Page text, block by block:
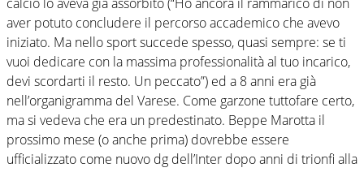
aver potuto concludere il percorso accademico che avevo
iniziato. Ma nello sport succede spesso, quasi sempre: se ti
vuoi dedicare con la massima professionalità al tuo incarico,
devi scordarti il resto. Un peccato”) ed a 8 anni era già
nell’organigramma del Varese. Come garzone tuttofare certo,
ma si vedeva che era un predestinato. Beppe Marotta il
prossimo mese (o anche prima) dovrebbe essere
ufficializzato come nuovo dg dell’Inter dopo anni di trionfi alla